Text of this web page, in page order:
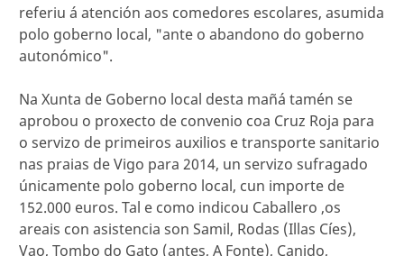
referiu á atención aos comedores escolares, asumida
polo goberno local, "ante o abandono do goberno
autonómico".
Na Xunta de Goberno local desta mañá tamén se
aprobou o proxecto de convenio coa Cruz Roja para
o servizo de primeiros auxilios e transporte sanitario
nas praias de Vigo para 2014, un servizo sufragado
únicamente polo goberno local, cun importe de
152.000 euros. Tal e como indicou Caballero ,os
areais con asistencia son Samil, Rodas (Illas Cíes),
Vao, Tombo do Gato (antes, A Fonte), Canido,